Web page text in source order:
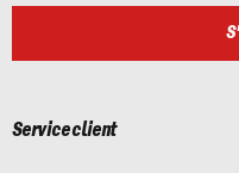
Service client